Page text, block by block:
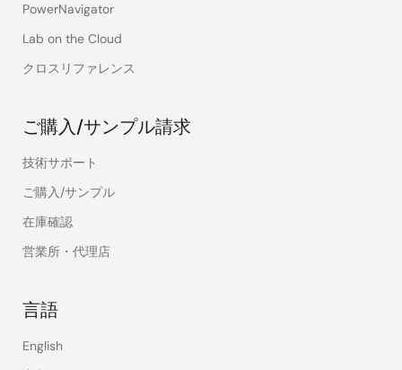
PowerNavigator
Lab on the Cloud
クロスリファレンス
ご購入/サンプル請求
技術サポート
ご購入/サンプル
在庫確認
営業所・代理店
言語
English